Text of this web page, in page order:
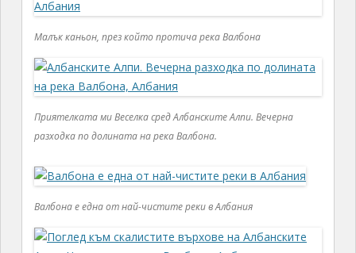
Малък каньон, през който протича река Валбона
Приятелката ми Веселка сред Албанските Алпи. Вечерна
разходка по долината на река Валбона.
Валбона е една от най-чистите реки в Албания